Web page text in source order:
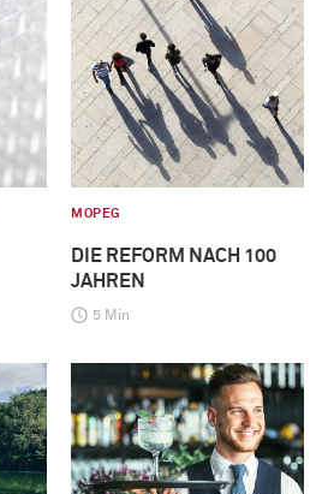
MOPEG
DIE REFORM NACH 100
JAHREN
5 Min